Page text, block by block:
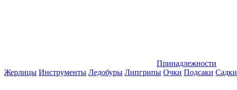
Принадлежности
Жерлицы Инструменты Ледобуры Липгрипы Очки Подсаки Садки